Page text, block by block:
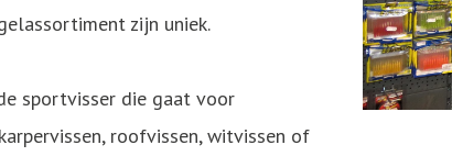
zijn uniek.
sportvisser die gaat voor
roofvissen, witvissen of